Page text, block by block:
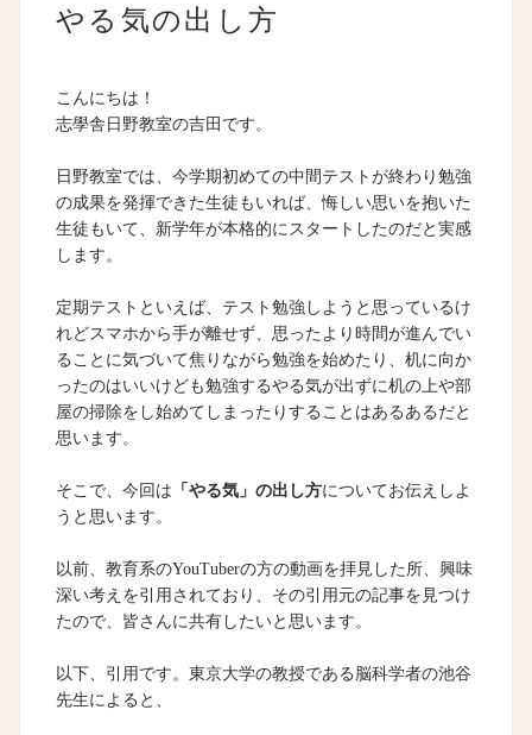
やる気の出し方
こんにちは！
志學舎日野教室の吉田です。
日野教室では、今学期初めての中間テストが終わり勉強
の成果を発揮できた生徒もいれば、悔しい思いを抱いた
生徒もいて、新学年が本格的にスタートしたのだと実感
します。
定期テストといえば、テスト勉強しようと思っているけ
れどスマホから手が離せず、思ったより時間が進んでい
ることに気づいて焦りながら勉強を始めたり、机に向か
ったのはいいけども勉強するやる気が出ずに机の上や部
屋の掃除をし始めてしまったりすることはあるあるだと
思います。
そこで、今回は 「やる気」の出し方についてお伝えしよ
うと思います。
以前、教育系のYouTuberの方の動画を拝見した所、興味
深い考えを引用されており、その引用元の記事を見つけ
たので、皆さんに共有したいと思います。
以下、引用です。東京大学の教授である脳科学者の池谷
先生によると、